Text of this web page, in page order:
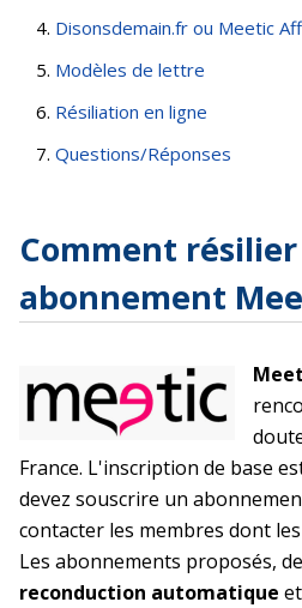
Disonsdemain.fr ou Meetic
Modèles de lettre
Résiliation en ligne
Questions/Réponses
Comment
abonnement
France. L'inscription de base
devez souscrire un
contacter les membres dont
Les abonnements proposés,
reconduction automatique